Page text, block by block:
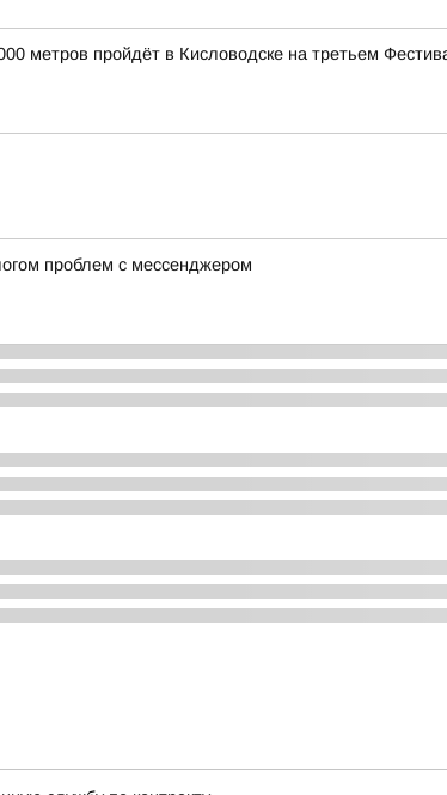
метров пройдёт в Кисловодске на третьем
проблем с мессенджером